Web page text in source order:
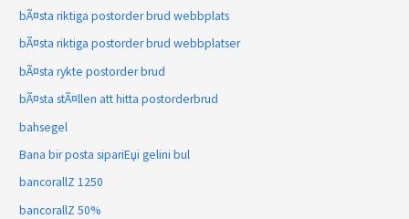
bÃ¤sta riktiga postorder brud webbplats
bÃ¤sta riktiga postorder brud webbplatser
bÃ¤sta rykte postorder brud
bÃ¤sta stÃ¤llen att hitta postorderbrud
bahsegel
Bana bir posta sipariЕџi gelini bul
bancorallZ 1250
bancorallZ 50%